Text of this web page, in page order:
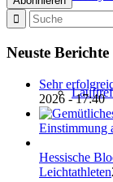
Neuste Berichte
Sehr
2026 - 17:40
Einstimmung
Hessische
Leichtathleten